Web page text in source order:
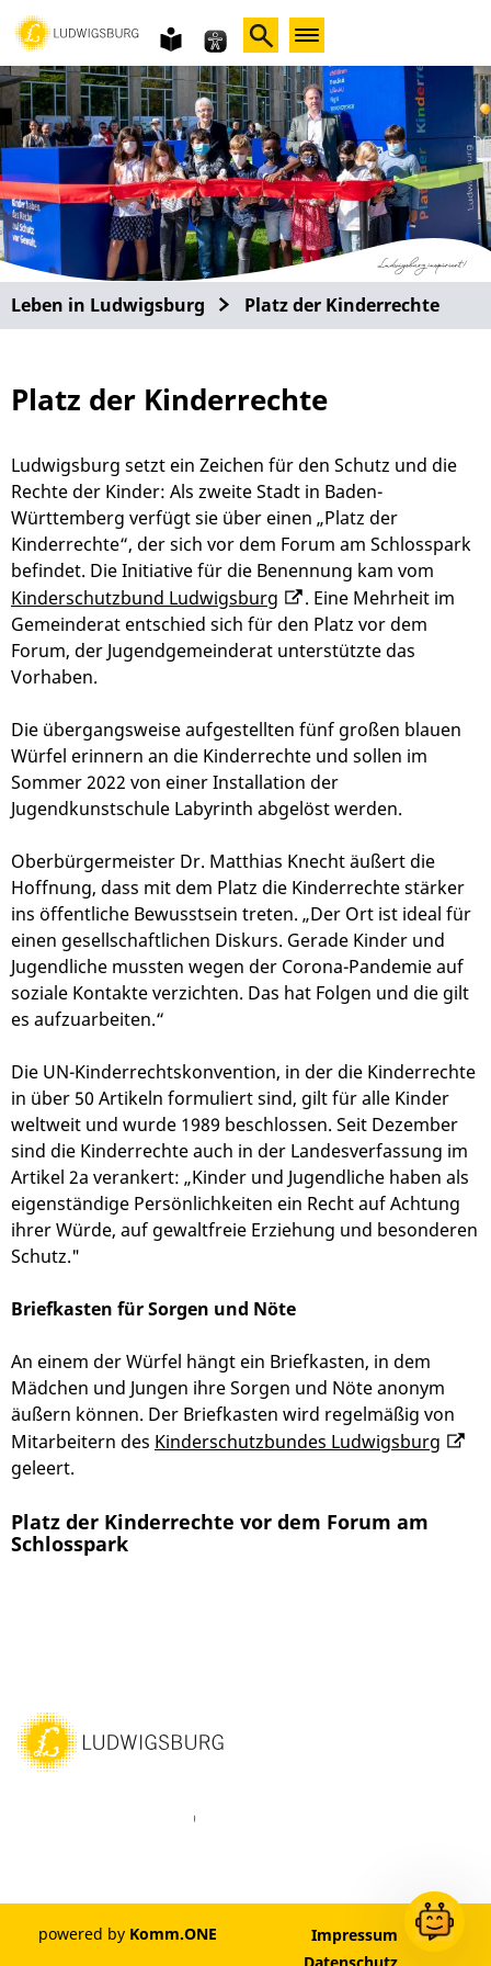
Gebärdensprache
leichte
Sprache
Leben in Ludwigsburg Platz der Kinderrechte
Platz der Kinderrechte
Ludwigsburg setzt ein Zeichen für den Schutz und die
Rechte der Kinder: Als zweite Stadt in Baden-
Württemberg verfügt sie über einen „Platz der
Kinderrechte“, der sich vor dem Forum am Schlosspark
befindet. Die Initiative für die Benennung kam vom
Kinderschutzbund Ludwigsburg
. Eine Mehrheit im
Gemeinderat entschied sich für den Platz vor dem
Forum, der Jugendgemeinderat unterstützte das
Vorhaben.
Die übergangsweise aufgestellten fünf großen blauen
Würfel erinnern an die Kinderrechte und sollen im
Sommer 2022 von einer Installation der
Jugendkunstschule Labyrinth abgelöst werden.
Oberbürgermeister Dr. Matthias Knecht äußert die
Hoffnung, dass mit dem Platz die Kinderrechte stärker
ins öffentliche Bewusstsein treten. „Der Ort ist ideal für
einen gesellschaftlichen Diskurs. Gerade Kinder und
Jugendliche mussten wegen der Corona-Pandemie auf
soziale Kontakte verzichten. Das hat Folgen und die gilt
es aufzuarbeiten.“
Die UN-Kinderrechtskonvention, in der die Kinderrechte
in über 50 Artikeln formuliert sind, gilt für alle Kinder
weltweit und wurde 1989 beschlossen. Seit Dezember
sind die Kinderrechte auch in der Landesverfassung im
Artikel 2a verankert: „Kinder und Jugendliche haben als
eigenständige Persönlichkeiten ein Recht auf Achtung
ihrer Würde, auf gewaltfreie Erziehung und besonderen
Schutz."
Briefkasten für Sorgen und Nöte
An einem der Würfel hängt ein Briefkasten, in dem
Mädchen und Jungen ihre Sorgen und Nöte anonym
äußern können. Der Briefkasten wird regelmäßig von
Mitarbeitern des Kinderschutzbundes Ludwigsburg
geleert.
Platz der Kinderrechte vor dem Forum am
Schlosspark
LinkedIn
powered by Komm.ONE
Impressum